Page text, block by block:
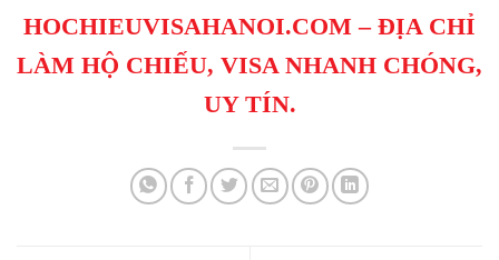
HOCHIEUVISAHANOI.COM – ĐỊA CHỈ
LÀM HỘ CHIẾU, VISA NHANH CHÓNG,
UY TÍN.